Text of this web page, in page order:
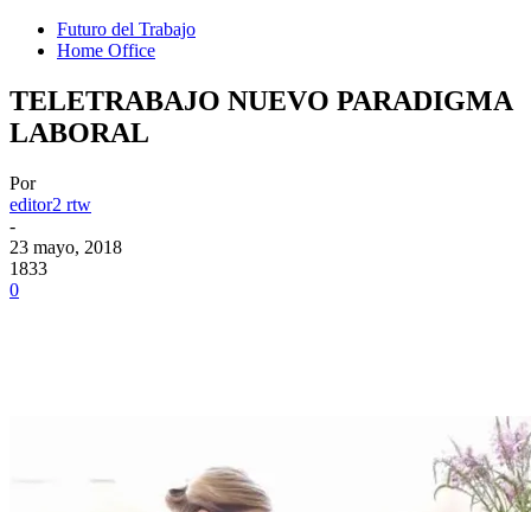
Futuro del Trabajo
Home Office
TELETRABAJO NUEVO PARADIGMA
LABORAL
Por
editor2 rtw
-
23 mayo, 2018
1833
0